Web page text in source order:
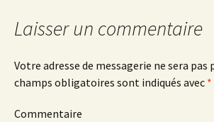
Laisser un commentaire
Votre adresse de messagerie ne sera pas
champs obligatoires sont indiqués avec *
Commentaire